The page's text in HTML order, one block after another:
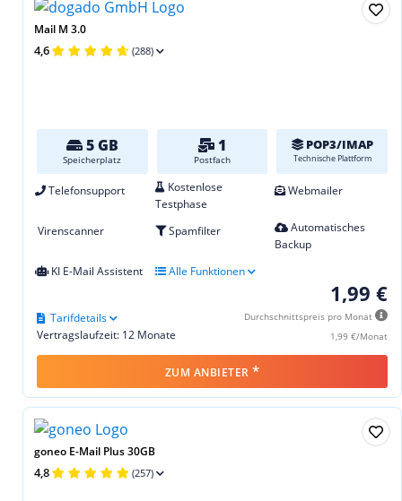
Mail M 3.0
4,6 (288)
5 GB
Speicherplatz
1
Postfach
POP3/IMAP
Technische Plattform
Telefonsupport
Kostenlose
Testphase
Webmailer
Virenscanner Spamfilter
Automatisches
Backup
KI E-Mail Assistent
Alle Funktionen
1,99 €
Durchschnittspreis pro Monat
1,99 €/Monat
Vertragslaufzeit: 12 Monate
Tarifdetails
ZUM ANBIETER *
goneo E-Mail Plus 30GB
4,8 (257)